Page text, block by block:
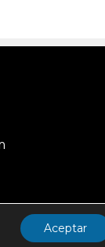
y Privacidad
Aceptar